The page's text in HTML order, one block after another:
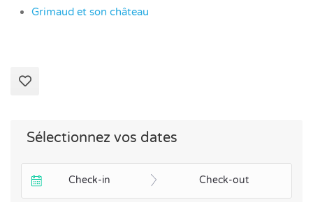
Grimaud et son château
Sélectionnez vos dates
Check-in Check-out